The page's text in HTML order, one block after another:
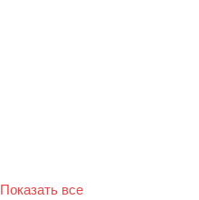
Показать все